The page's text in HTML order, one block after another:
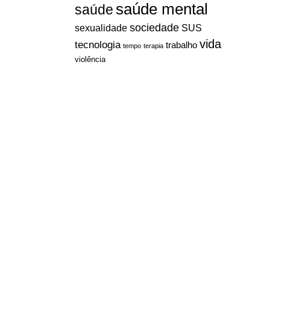
saúdesaúde mental
sexualidade sociedade SUS
tecnologia tempo terapia trabalho vida
violência